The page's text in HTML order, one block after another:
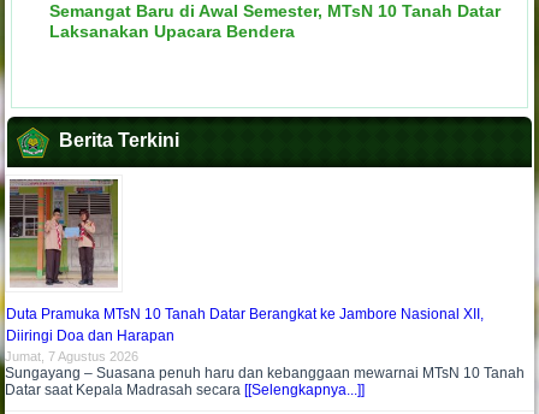
Semangat Baru di Awal Semester, MTsN 10 Tanah Datar
Laksanakan Upacara Bendera
Berita Terkini
Duta Pramuka MTsN 10 Tanah Datar Berangkat ke Jambore Nasional XII,
Diiringi Doa dan Harapan
Jumat, 7 Agustus 2026
Sungayang – Suasana penuh haru dan kebanggaan mewarnai MTsN 10 Tanah
Datar saat Kepala Madrasah secara [[Selengkapnya...]]